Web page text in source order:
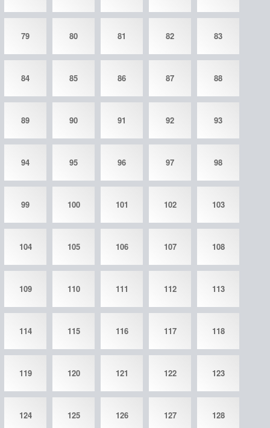
79 80 81 82 83
84 85 86 87 88
89 90 91 92 93
94 95 96 97 98
99 100 101 102 103
104 105 106 107 108
109 110 111 112 113
114 115 116 117 118
119 120 121 122 123
124 125 126 127 128